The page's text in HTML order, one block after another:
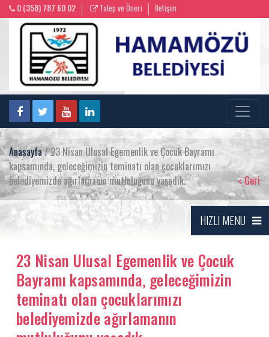
0 (358) 787 60 02 Talep ve Öneri İletişim
Anasayfa/ 23 Nisan Ulusal Egemenlik ve Çocuk Bayramı
kapsamında, geleceğimizin teminatı olan çocuklarımızı
belediyemizde ağırlamanın mutluluğunu yaşadık.
Geri
HIZLI MENU
23 Nisan Ulusal Egemenlik ve Çocuk
Bayramı kapsamında, geleceğimizin
teminatı olan çocuklarımızı
belediyemizde ağırlamanın